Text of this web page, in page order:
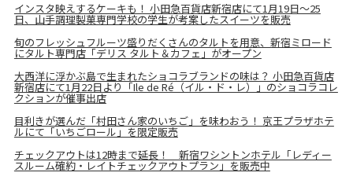
インスタ映えするケーキも！ 小田急百貨店新宿店にて1月19日～25
日、山手調理製菓専門学校の学生が考案したスイーツを販売
旬のフレッシュフルーツ盛りだくさんのタルトを用意、新宿ミロード
にタルト専門店「デリス タルト＆カフェ」がオープン
大西洋に浮かぶ島で生まれたショコラブランドの味は？ 小田急百貨店
新宿店にて1月22日より「Ile de Ré（イル・ド・レ）」のショコラコレ
クションが催事出店
目利きが選んだ「村田さん家のいちご」を味わおう！ 京王プラザホテ
ルにて「いちごロール」を限定販売
チェックアウトは12時まで延長！ 新宿ワシントンホテル「レディー
スルーム確約・レイトチェックアウトプラン」を販売中